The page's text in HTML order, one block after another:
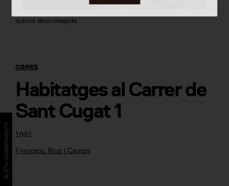
1982
Francesc Rius i Camps
OBRES
Habitatges al Carrer de
Sant Cugat 1
autoria desconeguda
BÚSTIA SUGGERIMENTS